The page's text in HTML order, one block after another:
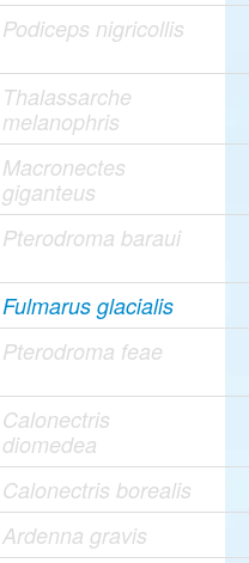
Podiceps nigricollis
Thalassarche
melanophris
Macronectes
giganteus
Pterodroma baraui
Fulmarus glacialis
Pterodroma feae
Calonectris
diomedea
Calonectris borealis
Ardenna gravis